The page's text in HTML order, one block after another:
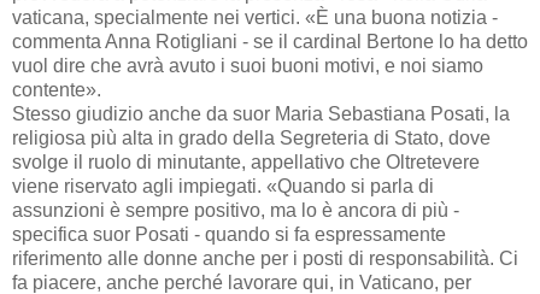
vaticana, specialmente nei vertici. «È una buona notizia -
commenta Anna Rotigliani - se il cardinal Bertone lo ha detto
vuol dire che avrà avuto i suoi buoni motivi, e noi siamo
contente».
Stesso giudizio anche da suor Maria Sebastiana Posati, la
religiosa più alta in grado della Segreteria di Stato, dove
svolge il ruolo di minutante, appellativo che Oltretevere
viene riservato agli impiegati. «Quando si parla di
assunzioni è sempre positivo, ma lo è ancora di più -
specifica suor Posati - quando si fa espressamente
riferimento alle donne anche per i posti di responsabilità. Ci
fa piacere, anche perché lavorare qui, in Vaticano, per